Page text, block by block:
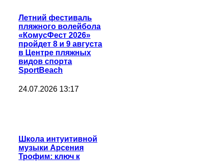
Летний фестиваль
пляжного волейбола
«КомусФест 2026»
пройдет 8 и 9 августа
в Центре пляжных
видов спорта
SportBeach
24.07.2026 13:17
Школа интуитивной
музыки Арсения
Трофим: ключ к